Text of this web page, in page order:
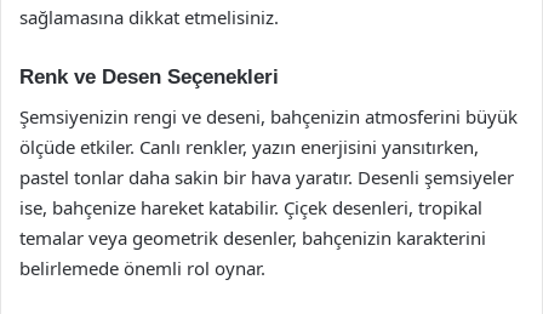
sağlamasına dikkat etmelisiniz.
Renk ve Desen Seçenekleri
Şemsiyenizin rengi ve deseni, bahçenizin atmosferini büyük
ölçüde etkiler. Canlı renkler, yazın enerjisini yansıtırken,
pastel tonlar daha sakin bir hava yaratır. Desenli şemsiyeler
ise, bahçenize hareket katabilir. Çiçek desenleri, tropikal
temalar veya geometrik desenler, bahçenizin karakterini
belirlemede önemli rol oynar.